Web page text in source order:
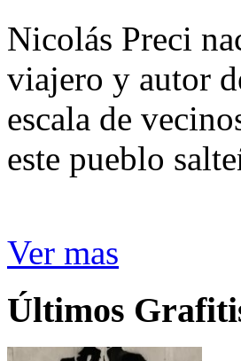
Nicolás Preci
viajero y autor
escala de
este pueblo
Ver mas
Últimos